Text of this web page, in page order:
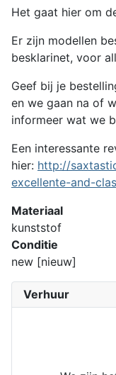
Verhuur
Het gaat hier om
Er zijn modellen
besklarinet, voor
Geef bij je
en we gaan na of
informeer wat we
Een interessante
hier: http://
excellente-and-
Materiaal
kunststof
Conditie
new [nieuw]